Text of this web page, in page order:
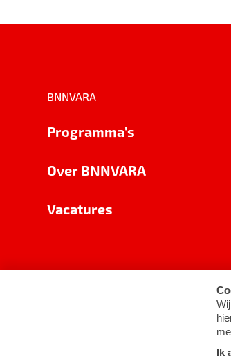
BNNVARA
Programma's
Over BNNVARA
Vacatures
Cookie-instellingen